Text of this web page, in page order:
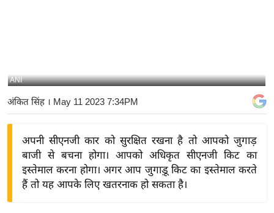
ष्ट्री
य
बि
ANI
अंकित सिंह। May 11 2023 7:34PM
अपनी सीएनजी कार को सुरक्षित रखना है तो आपको जुगाड़
बाजी से बचना होगा। आपको अधिकृत सीएनजी किट का
इस्तेमाल करना होगा। अगर आप जुगाड़ू किट का इस्तेमाल करते
हैं तो यह आपके लिए खतरनाक हो सकता है।